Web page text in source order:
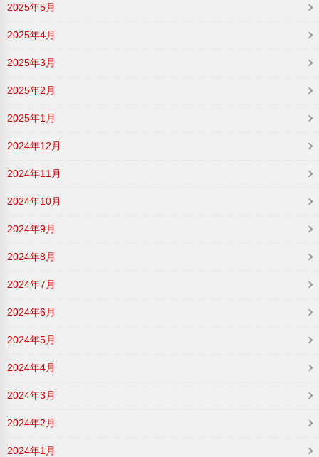
2025年5月
2025年4月
2025年3月
2025年2月
2025年1月
2024年12月
2024年11月
2024年10月
2024年9月
2024年8月
2024年7月
2024年6月
2024年5月
2024年4月
2024年3月
2024年2月
2024年1月